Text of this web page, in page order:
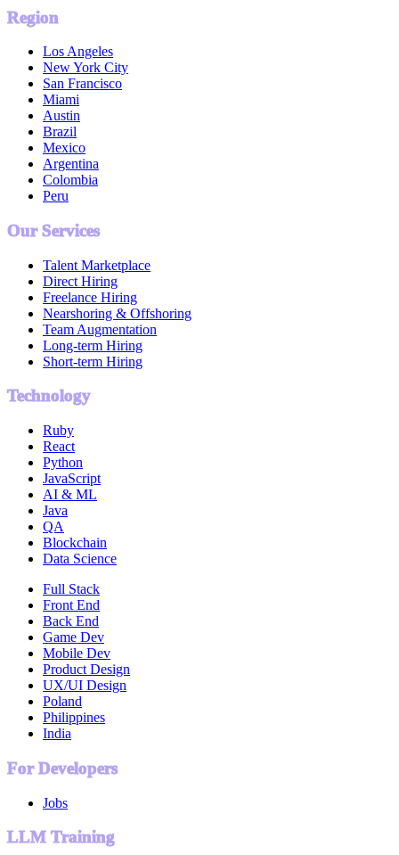
Region
Los Angeles
New York City
San Francisco
Miami
Austin
Brazil
Mexico
Argentina
Colombia
Peru
Our Services
Talent Marketplace
Direct Hiring
Freelance Hiring
Nearshoring & Offshoring
Team Augmentation
Long-term Hiring
Short-term Hiring
Technology
Ruby
React
Python
JavaScript
AI & ML
Java
QA
Blockchain
Data Science
Full Stack
Front End
Back End
Game Dev
Mobile Dev
Product Design
UX/UI Design
Poland
Philippines
India
For Developers
Jobs
LLM Training